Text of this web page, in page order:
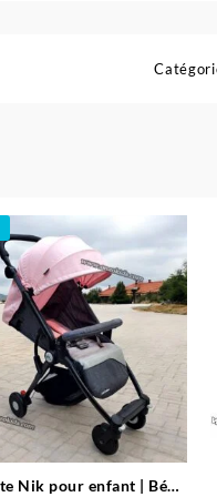
Nik pour enfant | Bébé